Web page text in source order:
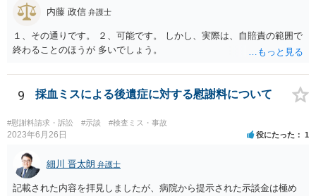
内藤 政信 弁護士
１、その通りです。 ２、可能です。 しかし、実際は、自賠責の範囲で
終わることのほうが 多いでしょう。
9 採血ミスによる後遺症に対する慰謝料について
#慰謝料請求・訴訟 #示談 #検査ミス・事故
2023年6月26日 役にたった 1
細川 晋太朗 弁護士
記載された内容を拝見しましたが、病院から提示された示談金は極め